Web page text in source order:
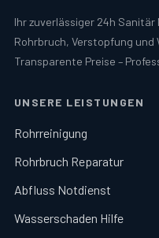
Ihr zuverlässiger 24h
Rohrbruch, Verstopfung und
Transparente Preise –
UNSERE LEISTUNGEN
Rohrreinigung
Rohrbruch Reparatur
Abfluss Notdienst
Wasserschaden Hilfe